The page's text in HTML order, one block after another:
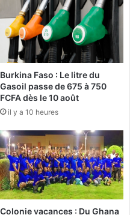
Burkina Faso : Le litre du
Gasoil passe de 675 à 750
FCFA dès le 10 août
il y a 10 heures
Colonie vacances : Du Ghana